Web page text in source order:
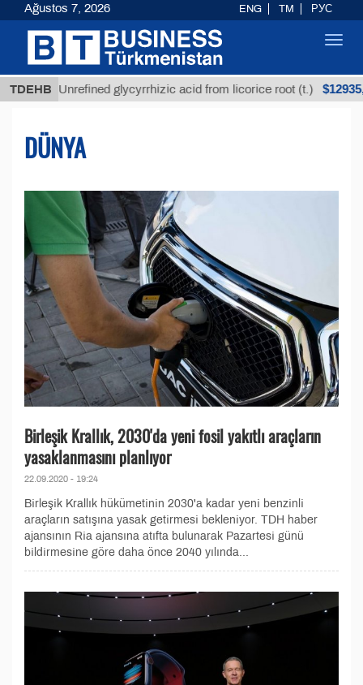
TDEHB
Unrefined glycyrrhizic acid from licorice root (t.) $12935,18
DÜNYA
Birleşik Krallık, 2030'da yeni fosil yakıtlı araçların
yasaklanmasını planlıyor
22.09.2020 - 19:24
Birleşik Krallık hükümetinin 2030'a kadar yeni benzinli
araçların satışına yasak getirmesi bekleniyor. TDH haber
ajansının Ria ajansına atıfta bulunarak Pazartesi günü
bildirmesine göre daha önce 2040 yılında...
Ağustos 7, 2026 ENG TM РУС